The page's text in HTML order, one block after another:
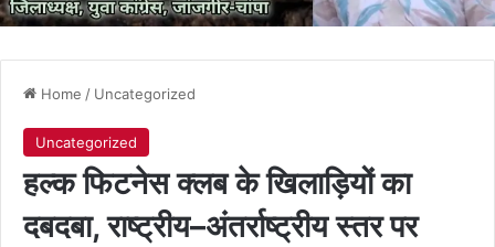
Home / Uncategorized
Uncategorized
हल्क फिटनेस क्लब के खिलाड़ियों का
दबदबा, राष्ट्रीय–अंतर्राष्ट्रीय स्तर पर